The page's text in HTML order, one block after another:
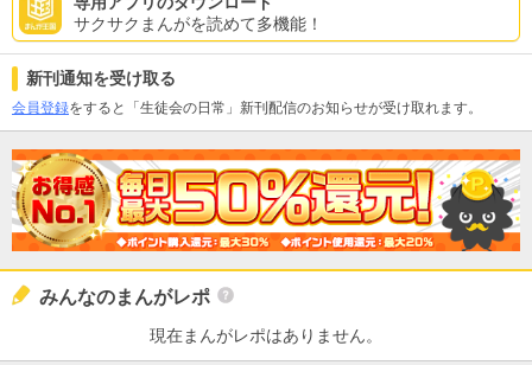
サクサクまんがを読めて多機能！
新刊通知を受け取る
会員登録をすると「生徒会の日常」新刊配信のお知らせが受け取れます。
みんなのまんがレポ
現在まんがレポはありません。